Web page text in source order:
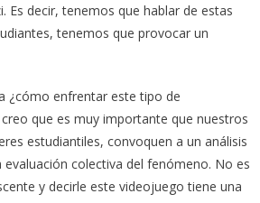
Es decir, tenemos que hablar de estas
tenemos que provocar un
¿cómo enfrentar este tipo de
que es muy importante que nuestros
estudiantiles, convoquen a un análisis
colectiva del fenómeno. No es
y decirle este videojuego tiene una